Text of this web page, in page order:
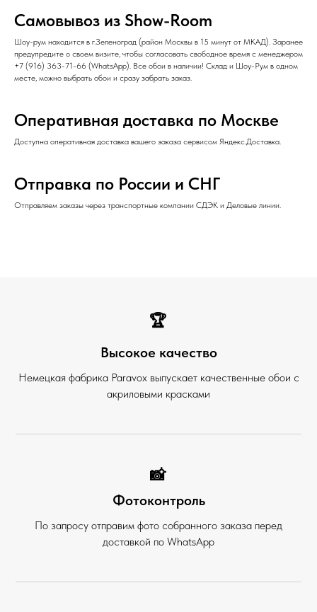
Самовывоз из Show-Room
Шоу-рум находится в г.Зеленоград (район Москвы в 15 минут от МКАД). Заранее
предупредите о своем визите, чтобы согласовать свободное время с менеджером
+7 (916) 363-71-66 (WhatsApp). Все обои в наличии! Склад и Шоу-Рум в одном
месте, можно выбрать обои и сразу забрать заказ.
Оперативная доставка по Москве
Доступна оперативная доставка вашего заказа сервисом Яндекс.Доставка.
Отправка по России и СНГ
Отправляем заказы через транспортные компании СДЭК и Деловые линии.
🏆
Высокое качество
Немецкая фабрика Paravox выпускает качественные обои с
акриловыми красками
📸
Фотоконтроль
По запросу отправим фото собранного заказа перед
доставкой по WhatsApp